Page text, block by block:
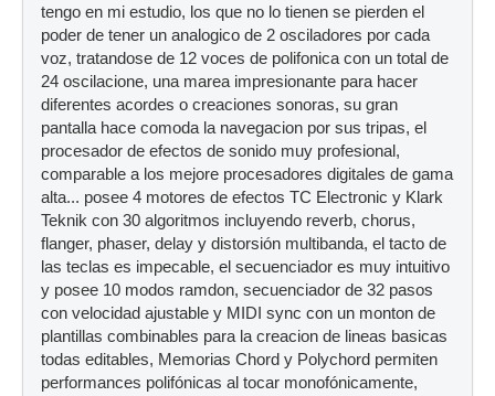
tengo en mi estudio, los que no lo tienen se pierden el
poder de tener un analogico de 2 osciladores por cada
voz, tratandose de 12 voces de polifonica con un total de
24 oscilacione, una marea impresionante para hacer
diferentes acordes o creaciones sonoras, su gran
pantalla hace comoda la navegacion por sus tripas, el
procesador de efectos de sonido muy profesional,
comparable a los mejore procesadores digitales de gama
alta... posee 4 motores de efectos TC Electronic y Klark
Teknik con 30 algoritmos incluyendo reverb, chorus,
flanger, phaser, delay y distorsión multibanda, el tacto de
las teclas es impecable, el secuenciador es muy intuitivo
y posee 10 modos ramdon, secuenciador de 32 pasos
con velocidad ajustable y MIDI sync con un monton de
plantillas combinables para la creacion de lineas basicas
todas editables, Memorias Chord y Polychord permiten
performances polifónicas al tocar monofónicamente,